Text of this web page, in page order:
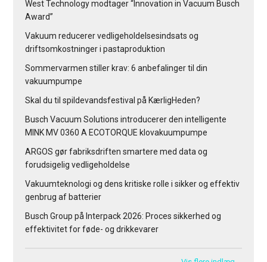
West Technology modtager “Innovation in Vacuum Busch
Award”
Vakuum reducerer vedligeholdelsesindsats og
driftsomkostninger i pastaproduktion
Sommervarmen stiller krav: 6 anbefalinger til din
vakuumpumpe
Skal du til spildevandsfestival på KærligHeden?
Busch Vacuum Solutions introducerer den intelligente
MINK MV 0360 A ECOTORQUE klovakuumpumpe
ARGOS gør fabriksdriften smartere med data og
forudsigelig vedligeholdelse
Vakuumteknologi og dens kritiske rolle i sikker og effektiv
genbrug af batterier
Busch Group på Interpack 2026: Proces sikkerhed og
effektivitet for føde- og drikkevarer